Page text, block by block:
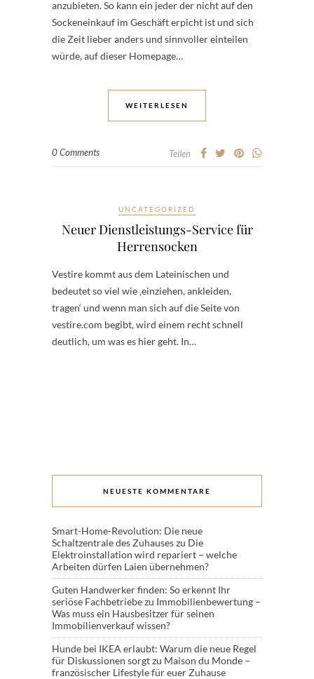
anzubieten. So kann ein jeder der nicht auf den
Sockeneinkauf im Geschäft erpicht ist und sich
die Zeit lieber anders und sinnvoller einteilen
würde, auf dieser Homepage…
WEITERLESEN
0 Comments Teilen
UNCATEGORIZED
Neuer Dienstleistungs-Service für
Herrensocken
Vestire kommt aus dem Lateinischen und
bedeutet so viel wie ‚einziehen, ankleiden,
tragen‘ und wenn man sich auf die Seite von
vestire.com begibt, wird einem recht schnell
deutlich, um was es hier geht. In…
NEUESTE KOMMENTARE
Smart-Home-Revolution: Die neue
Schaltzentrale des Zuhauseszu Die
Elektroinstallation wird repariert – welche
Arbeiten dürfen Laien übernehmen?
Guten Handwerker finden: So erkennt Ihr
seriöse Fachbetriebezu Immobilienbewertung –
Was muss ein Hausbesitzer für seinen
Immobilienverkauf wissen?
Hunde bei IKEA erlaubt: Warum die neue Regel
für Diskussionen sorgtzu Maison du Monde –
französischer Lifestyle für euer Zuhause